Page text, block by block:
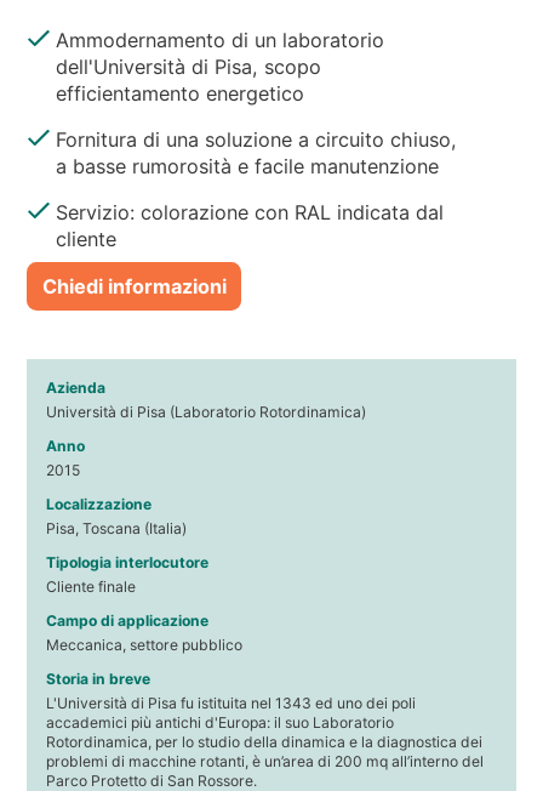
Ammodernamento di un laboratorio
dell'Università di Pisa, scopo
efficientamento energetico
Fornitura di una soluzione a circuito chiuso,
a basse rumorosità e facile manutenzione
Servizio: colorazione con RAL indicata dal
cliente
Chiedi informazioni
Azienda
Università di Pisa (Laboratorio Rotordinamica)
Anno
2015
Localizzazione
Pisa, Toscana (Italia)
Tipologia interlocutore
Cliente finale
Campo di applicazione
Meccanica, settore pubblico
Storia in breve
L'Università di Pisa fu istituita nel 1343 ed uno dei poli
accademici più antichi d'Europa: il suo Laboratorio
Rotordinamica, per lo studio della dinamica e la diagnostica dei
problemi di macchine rotanti, è un’area di 200 mq all’interno del
Parco Protetto di San Rossore.